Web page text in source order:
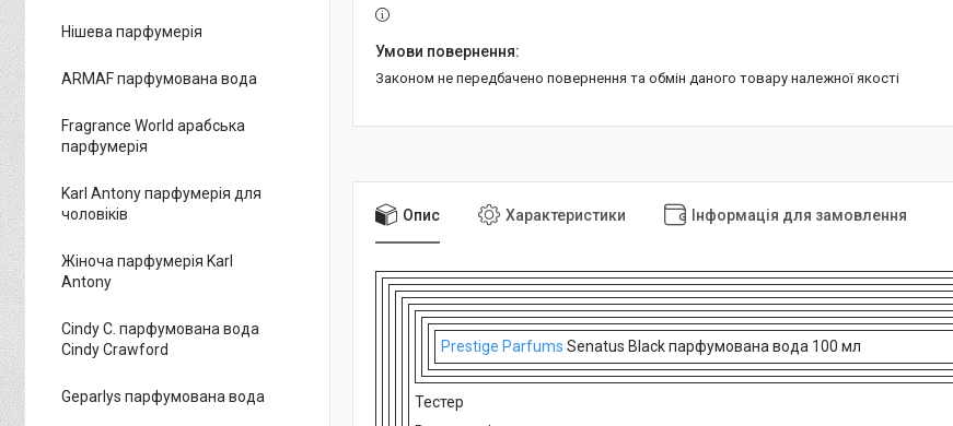
Законом не передбачено повернення та обмін даного товару належної якості
Опис Характеристики Інформація для замовлення
Prestige Parfums Senatus Black парфумована вода 100 мл
Тестер
Нішева парфумерія
ARMAF парфумована вода
Fragrance World арабська
парфумерія
Karl Antony парфумерія для
чоловіків
Жіноча парфумерія Karl
Antony
Cindy C. парфумована вода
Cindy Crawford
Geparlys парфумована вода